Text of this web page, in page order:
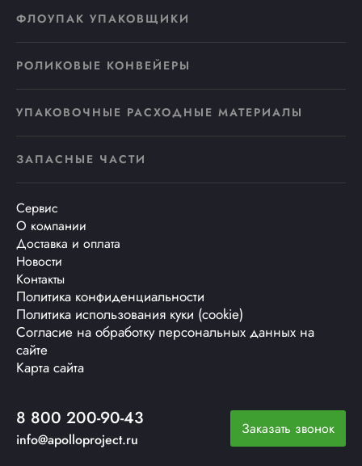
ФЛОУПАК УПАКОВЩИКИ
РОЛИКОВЫЕ КОНВЕЙЕРЫ
УПАКОВОЧНЫЕ РАСХОДНЫЕ МАТЕРИАЛЫ
ЗАПАСНЫЕ ЧАСТИ
Сервис
О компании
Доставка и оплата
Новости
Контакты
Политика конфиденциальности
Политика использования куки (cookie)
Согласие на обработку персональных данных на
сайте
Карта сайта
8 800 200-90-43
info@apolloproject.ru
Заказать звонок